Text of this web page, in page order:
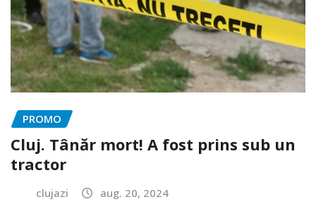
PROMO
Cluj. Tânăr mort! A fost prins sub un
tractor
clujazi aug. 20, 2024